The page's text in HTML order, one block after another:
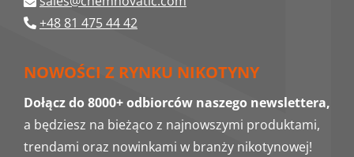
+48 81 475 44 42
NOWOŚCI Z RYNKU NIKOTYNY
Dołącz do 8000+ odbiorców naszego newslettera,
a będziesz na bieżąco z najnowszymi produktami,
trendami oraz nowinkami w branży nikotynowej!